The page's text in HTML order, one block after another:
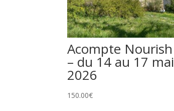
Acompte Nourish
– du 14 au 17 mai
2026
150.00€